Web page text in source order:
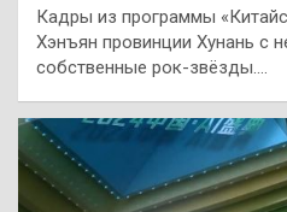
Кадры из программы
Хэнъян провинции Хунань с
собственные рок-звёзды.…